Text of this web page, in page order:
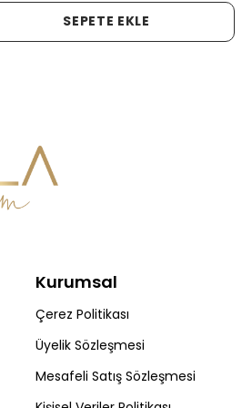
SEPETE EKLE
Kurumsal
Çerez Politikası
Üyelik Sözleşmesi
Mesafeli Satış Sözleşmesi